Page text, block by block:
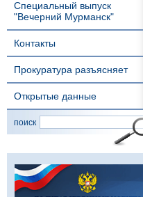
Специальный выпуск
"Вечерний Мурманск"
Контакты
Прокуратура разъясняет
Открытые данные
поиск